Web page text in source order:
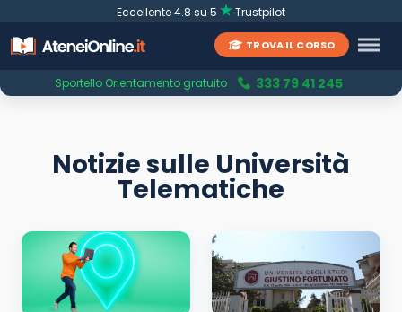
Eccellente 4.8 su 5 Trustpilot
TROVA IL CORSO
Sportello Orientamento gratuito 333 79 41 245
Notizie sulle Università
Telematiche